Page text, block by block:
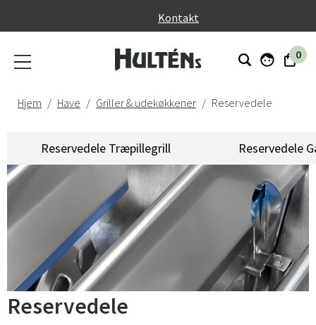
Kontakt
0
Hjem Have Griller & udekøkkener Reservedele
Reservedele Træpillegrill Reservedele
Reservedele